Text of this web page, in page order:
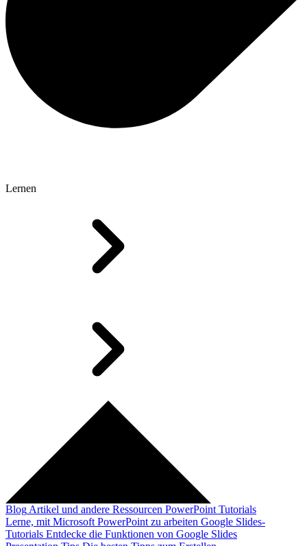
Lernen
Blog Artikel und andere Ressourcen PowerPoint Tutorials
Lerne, mit Microsoft PowerPoint zu arbeiten Google Slides-
Tutorials Entdecke die Funktionen von Google Slides